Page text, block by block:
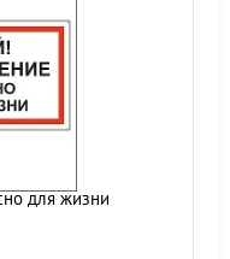
для жизни